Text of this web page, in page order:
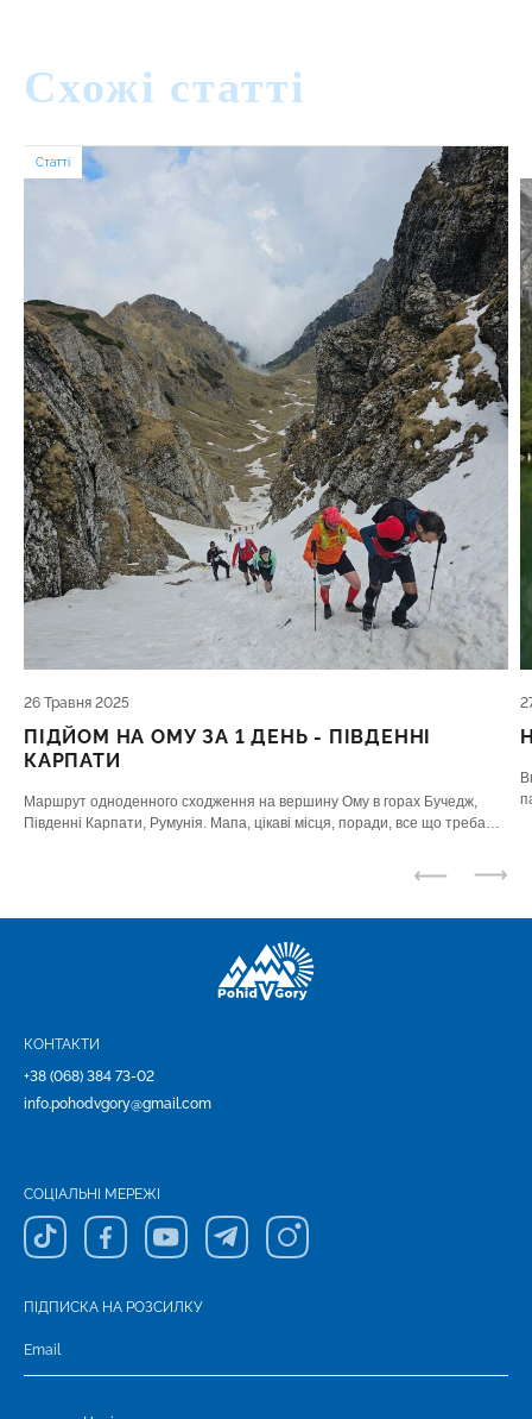
Схожі статті
Статті
26 Травня 2025
ПІДЙОМ НА ОМУ ЗА 1 ДЕНЬ - ПІВДЕННІ
КАРПАТИ
Маршрут одноденного сходження на вершину Ому в горах Бучедж,
Південні Карпати, Румунія. Мапа, цікаві місця, поради, все що треба
КОНТАКТИ
+38 (068) 384 73-02
info.pohodvgory@gmail.com
СОЦІАЛЬНІ МЕРЕЖІ
ПІДПИСКА НА РОЗСИЛКУ